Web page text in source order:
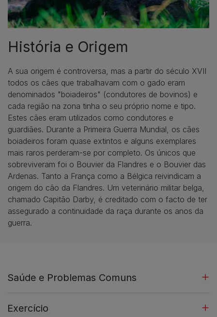
História e Origem
A sua origem é controversa, mas a partir do século XVII
todos os cães que trabalhavam com o gado eram
denominados "boiadeiros" (condutores de bovinos) e
cada região na zona tinha o seu próprio nome e tipo.
Estes cães eram utilizados como condutores e
guardiães. Durante a Primeira Guerra Mundial, os cães
boiadeiros foram quase extintos e alguns exemplares
mais raros perderam-se por completo. Os únicos que
sobreviveram foi o Bouvier da Flandres e o Bouvier das
Ardenas. Tanto a França como a Bélgica reivindicam a
origem do cão da Flandres. Um veterinário militar belga,
chamado Capitão Darby, é creditado com o facto de ter
assegurado a continuidade da raça durante os anos da
guerra.
Saúde e Problemas Comuns
Exercício